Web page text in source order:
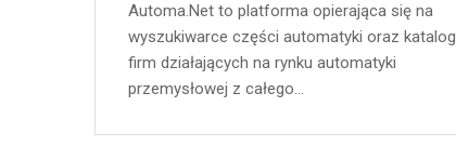
Automa.Net to platforma opierająca się na
wyszukiwarce części automatyki oraz katalog
firm działających na rynku automatyki
przemysłowej z całego…